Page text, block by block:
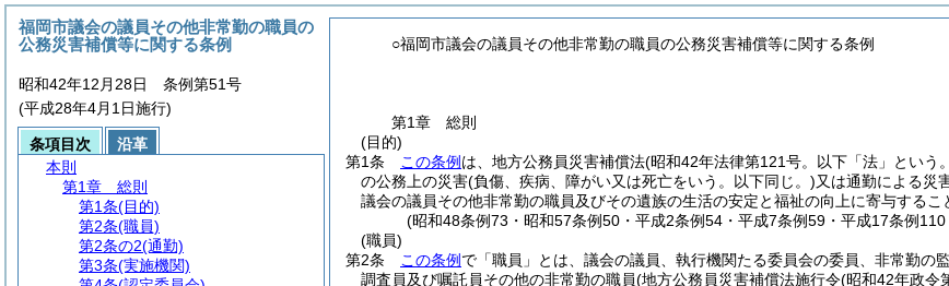
○福岡市議会の議員その他非常勤の職員の公務災害補償等に関する条例
第1章
総則
(目的)
第1条
この条例 は、地方公務員災害補償法(昭和42年法律第121号。以下「法」という
の公務上の災害(負傷、疾病、障がい又は死亡をいう。以下同じ。)又は通勤による災
議会の議員その他非常勤の職員及びその遺族の生活の安定と福祉の向上に寄与するこ
(昭和48条例73・昭和57条例50・平成2条例54・平成7条例59・平成17条例110
(職員)
第2条
この条例 で「職員」とは、議会の議員、執行機関たる委員会の委員、非常勤
調査員及び嘱託員その他の非常勤の職員(地方公務員災害補償法施行令(昭和42年政令
福岡市議会の議員その他非常勤の職員の
公務災害補償等に関する条例
昭和42年12月28日 条例第51号
(平成28年4月1日施行)
条項目次
沿革
本則
第1章
総則
第1条(目的)
第2条(職員)
第2条の2(通勤)
第3条(実施機関)